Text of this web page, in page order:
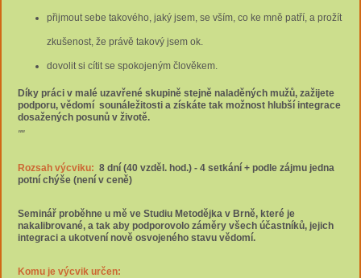
přijmout sebe takového, jaký jsem, se vším, co ke mně patří, a prožít
zkušenost, že právě takový jsem ok.
dovolit si cítit se spokojeným člověkem.
Díky práci v malé uzavřené skupině stejně naladěných mužů, zažijete
podporu, vědomí sounáležitosti a získáte tak možnost hlubší integrace
dosažených posunů v životě.
""
Rozsah výcviku: 8 dní (40 vzděl. hod.) - 4 setkání + podle zájmu jedna
potní chýše (není v ceně)
Seminář proběhne u mě ve Studiu Metodějka v Brně, které je
nakalibrované, a tak aby podporovolo záměry všech účastníků, jejich
integraci a ukotvení nově osvojeného stavu vědomí.
Komu je výcvik určen: